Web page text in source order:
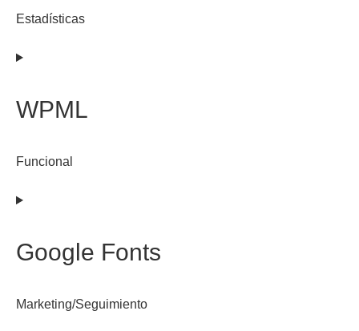
Estadísticas
Consent
jetpack
WPML
Funcional
Consent
wpml
Google Fonts
Marketing/Seguimiento